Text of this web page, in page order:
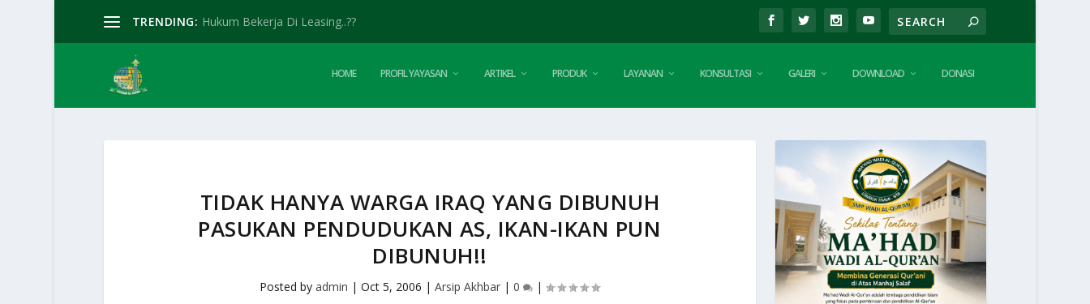
TRENDING: Hukum Bekerja Di Leasing..??
HOME PROFIL YAYASAN ARTIKEL PRODUK LAYANAN KONSULTASI GALERI DOWNLOAD DONASI
TIDAK HANYA WARGA IRAQ YANG DIBUNUH
PASUKAN PENDUDUKAN AS, IKAN-IKAN PUN
DIBUNUH!!
Posted byadmin |Oct 5, 2006 |Arsip Akhbar |0 |